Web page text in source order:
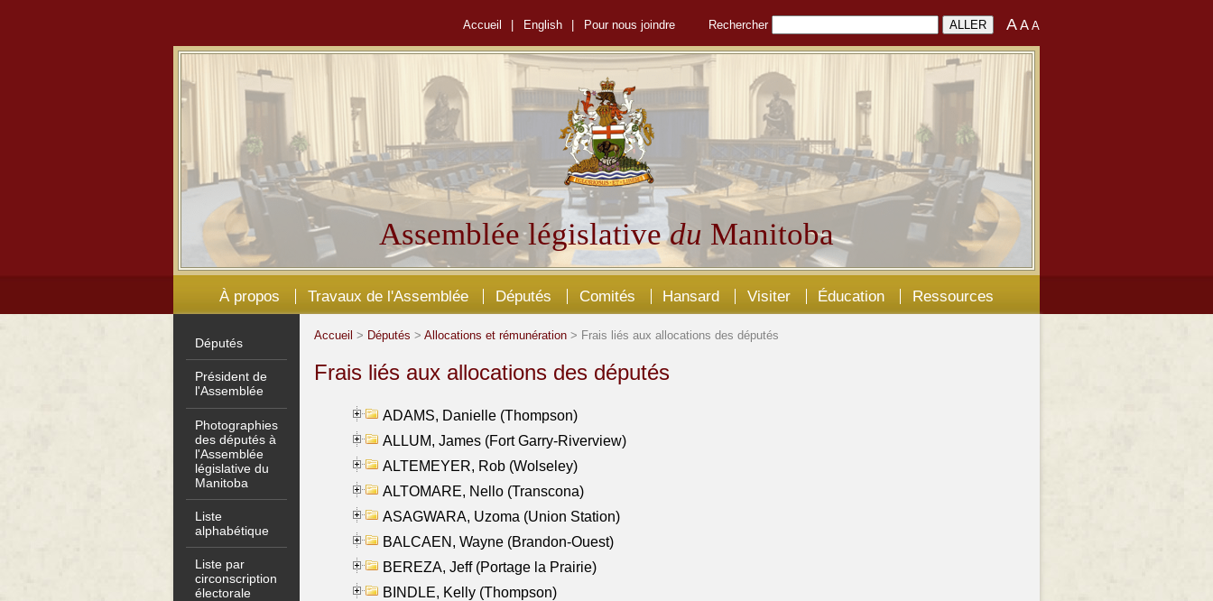
Accueil English Pour nous joindre Rechercher AA A
Assemblée législativedu Manitoba
À propos Travaux de l'Assemblée Députés Comités Hansard Visiter Éducation Ressources
Députés
Président de
l'Assemblée
Photographies
des députés à
l'Assemblée
législative du
Manitoba
Liste
alphabétique
Liste par
circonscription
électorale
Accueil > Députés > Allocations et rémunération > Frais liés aux allocations des députés
Frais liés aux allocations des députés
ADAMS, Danielle (Thompson)
ALLUM, James (Fort Garry-Riverview)
ALTEMEYER, Rob (Wolseley)
ALTOMARE, Nello (Transcona)
ASAGWARA, Uzoma (Union Station)
BALCAEN, Wayne (Brandon-Ouest)
BEREZA, Jeff (Portage la Prairie)
BINDLE, Kelly (Thompson)